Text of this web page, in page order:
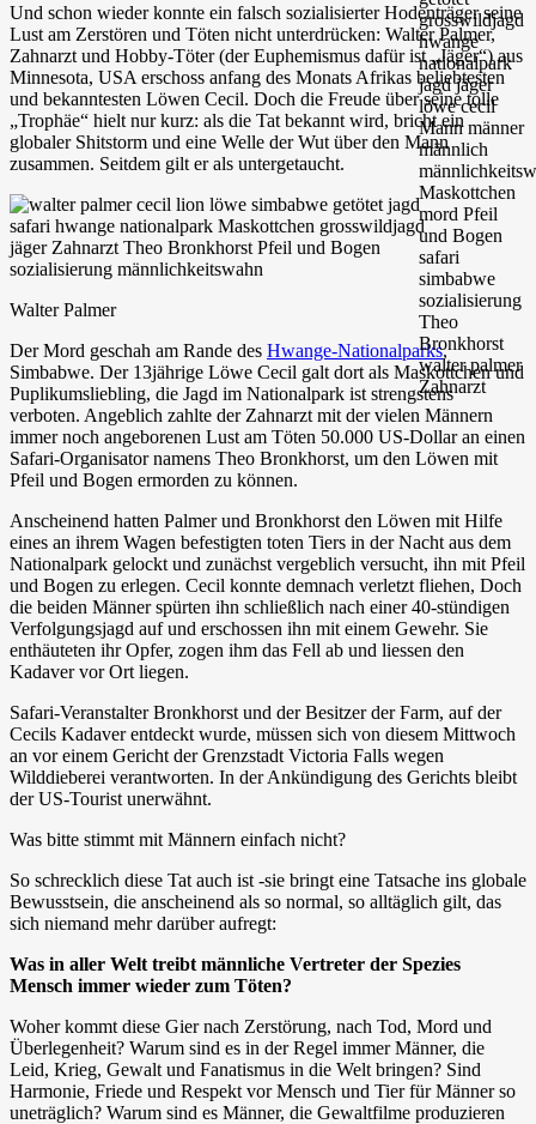
Und schon wieder konnte ein falsch sozialisierter Hodenträger seine
Lust am Zerstören und Töten nicht unterdrücken: Walter Palmer,
Zahnarzt und Hobby-Töter (der Euphemismus dafür ist „Jäger“) aus
Minnesota, USA erschoss anfang des Monats Afrikas beliebtesten
und bekanntesten Löwen Cecil. Doch die Freude über seine tolle
„Trophäe“ hielt nur kurz: als die Tat bekannt wird, bricht ein
globaler Shitstorm und eine Welle der Wut über den Mann
zusammen. Seitdem gilt er als untergetaucht.
Walter Palmer
Der Mord geschah am Rande des Hwange-Nationalparks,
Simbabwe. Der 13jährige Löwe Cecil galt dort als Maskottchen und
Puplikumsliebling, die Jagd im Nationalpark ist strengstens
verboten. Angeblich zahlte der Zahnarzt mit der vielen Männern
immer noch angeborenen Lust am Töten 50.000 US-Dollar an einen
Safari-Organisator namens Theo Bronkhorst, um den Löwen mit
Pfeil und Bogen ermorden zu können.
Anscheinend hatten Palmer und Bronkhorst den Löwen mit Hilfe
eines an ihrem Wagen befestigten toten Tiers in der Nacht aus dem
Nationalpark gelockt und zunächst vergeblich versucht, ihn mit Pfeil
und Bogen zu erlegen. Cecil konnte demnach verletzt fliehen, Doch
die beiden Männer spürten ihn schließlich nach einer 40-stündigen
Verfolgungsjagd auf und erschossen ihn mit einem Gewehr. Sie
enthäuteten ihr Opfer, zogen ihm das Fell ab und liessen den
Kadaver vor Ort liegen.
Safari-Veranstalter Bronkhorst und der Besitzer der Farm, auf der
Cecils Kadaver entdeckt wurde, müssen sich von diesem Mittwoch
an vor einem Gericht der Grenzstadt Victoria Falls wegen
Wilddieberei verantworten. In der Ankündigung des Gerichts bleibt
der US-Tourist unerwähnt.
Was bitte stimmt mit Männern einfach nicht?
So schrecklich diese Tat auch ist -sie bringt eine Tatsache ins globale
Bewusstsein, die anscheinend als so normal, so alltäglich gilt, das
sich niemand mehr darüber aufregt:
Was in aller Welt treibt männliche Vertreter der Spezies
Mensch immer wieder zum Töten?
Woher kommt diese Gier nach Zerstörung, nach Tod, Mord und
Überlegenheit? Warum sind es in der Regel immer Männer, die
Leid, Krieg, Gewalt und Fanatismus in die Welt bringen? Sind
Harmonie, Friede und Respekt vor Mensch und Tier für Männer so
uneträglich? Warum sind es Männer, die Gewaltfilme produzieren